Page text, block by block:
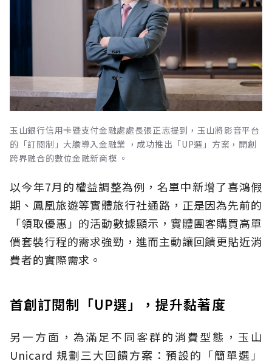
玉山銀行信用卡暨支付金融處處長張正志提到，玉山將影音平台
的「訂閱制」大膽導入金融業 ，成功推出「UP選」方案，開創
跨界融合的數位金融新商模 。
以今年7月的權益調整為例，名單中新增了喜鴻假
期、鳳凰旅遊等實體旅行社通路，正是因為先前的
「領取優惠」的活動數據顯示，實體團客購買高單
價套裝行程的需求強勁，進而主動讓回饋更貼近消
費者的實際需求。
首創訂閱制「UP選」，提升黏著度
另一方面，為滿足不同客群的消費型態，玉山
Unicard 規劃三大回饋方案：預設的「簡單選」